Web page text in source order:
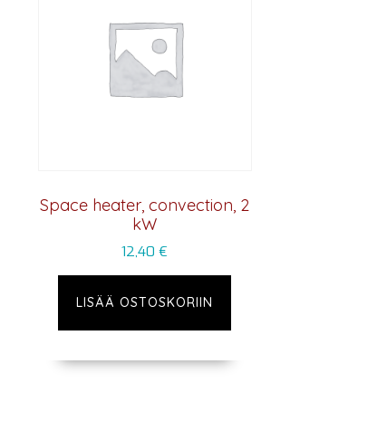
Space heater, convection, 2
kW
12,40€
LISÄÄ OSTOSKORIIN